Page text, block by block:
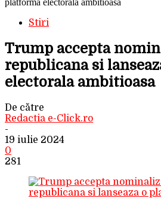
platforma electorala ambitioasa
Stiri
Trump accepta
republicana si
electorala ambitioasa
De către
Redactia e-Click.ro
-
19 iulie 2024
0
281